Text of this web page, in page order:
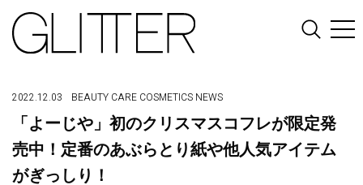
2022.12.03 BEAUTY CARE COSMETICS NEWS
「よーじや」初のクリスマスコフレが限定発
売中！定番のあぶらとり紙や他人気アイテム
がぎっしり！